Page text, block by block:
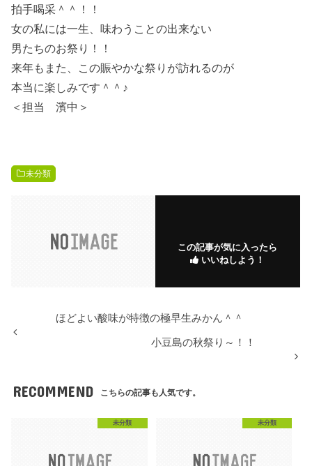
拍手喝采＾＾！！
女の私には一生、味わうことの出来ない
男たちのお祭り！！
来年もまた、この賑やかな祭りが訪れるのが
本当に楽しみです＾＾♪
＜担当 濱中＞
未分類
この記事が気に入ったら
いいねしよう！
ほどよい酸味が特徴の極早生みかん＾＾
小豆島の秋祭り～！！
RECOMMEND こちらの記事も人気です。
未分類 未分類